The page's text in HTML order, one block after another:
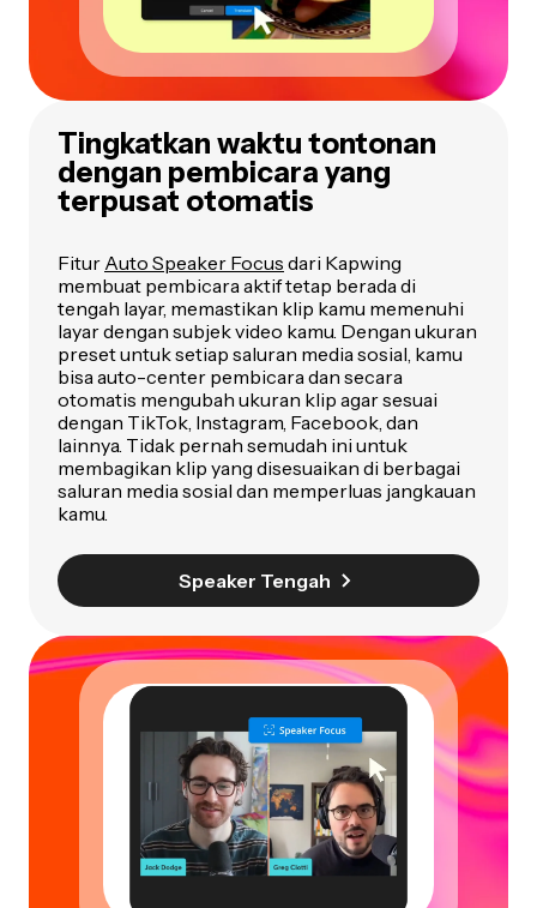
Tingkatkan waktu tontonan
dengan pembicara yang
terpusat otomatis
Fitur Auto Speaker Focus dari Kapwing
membuat pembicara aktif tetap berada di
tengah layar, memastikan klip kamu memenuhi
layar dengan subjek video kamu. Dengan ukuran
preset untuk setiap saluran media sosial, kamu
bisa auto-center pembicara dan secara
otomatis mengubah ukuran klip agar sesuai
dengan TikTok, Instagram, Facebook, dan
lainnya. Tidak pernah semudah ini untuk
membagikan klip yang disesuaikan di berbagai
saluran media sosial dan memperluas jangkauan
kamu.
Speaker Tengah